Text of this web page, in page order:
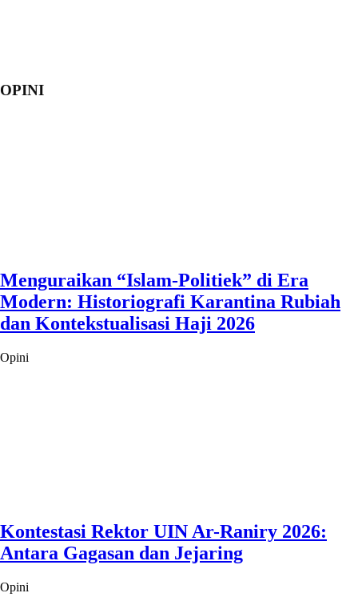
OPINI
Menguraikan “Islam-Politiek” di Era
Modern: Historiografi Karantina Rubiah
dan Kontekstualisasi Haji 2026
Opini
Kontestasi Rektor UIN Ar-Raniry 2026:
Antara Gagasan dan Jejaring
Opini